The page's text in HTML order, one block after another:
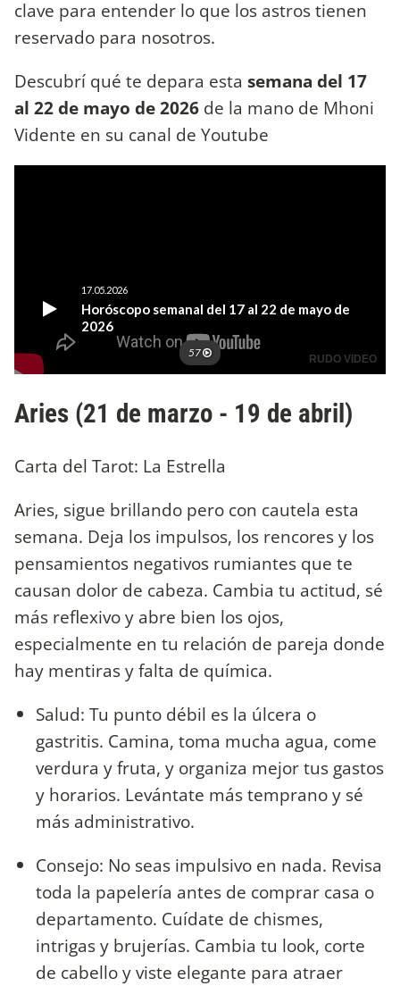
clave para entender lo que los astros tienen
reservado para nosotros.
Descubrí qué te depara esta semana del 17
al 22 de mayo de 2026 de la mano de Mhoni
Vidente en su canal de Youtube
Aries (21 de marzo - 19 de abril)
Carta del Tarot: La Estrella
Aries, sigue brillando pero con cautela esta
semana. Deja los impulsos, los rencores y los
pensamientos negativos rumiantes que te
causan dolor de cabeza. Cambia tu actitud, sé
más reflexivo y abre bien los ojos,
especialmente en tu relación de pareja donde
hay mentiras y falta de química.
Salud: Tu punto débil es la úlcera o
gastritis. Camina, toma mucha agua, come
verdura y fruta, y organiza mejor tus gastos
y horarios. Levántate más temprano y sé
más administrativo.
Consejo: No seas impulsivo en nada. Revisa
toda la papelería antes de comprar casa o
departamento. Cuídate de chismes,
intrigas y brujerías. Cambia tu look, corte
de cabello y viste elegante para atraer